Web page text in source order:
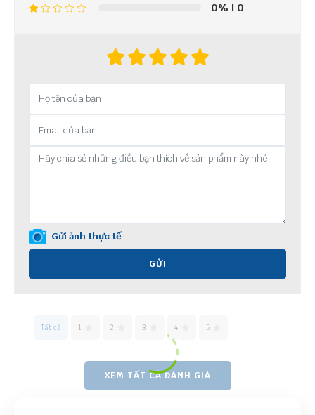
0% | 0
Gửi ảnh thực tế
GỬI
Tất cả 1 2 3 4 5
XEM TẤT CẢ ĐÁNH GIÁ